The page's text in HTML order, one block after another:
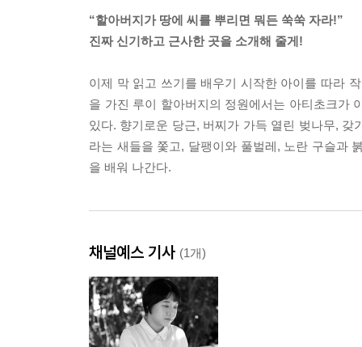
“할아버지가 땅에 씨를 뿌리면 뭐든 쑥쑥 자라!”
진짜 신기하고 근사한 곳을 소개해 줄게!
이제 막 읽고 쓰기를 배우기 시작한 아이를 따라
을 가진 루이 할아버지의 정원에서는 아티초크가
있다. 향기로운 당근, 버찌가 가득 열린 벚나무,
라는 새들을 쫓고, 달팽이와 풀벌레, 노란 구슬과
을 배워 나간다.
채널예스 기사 (1개)